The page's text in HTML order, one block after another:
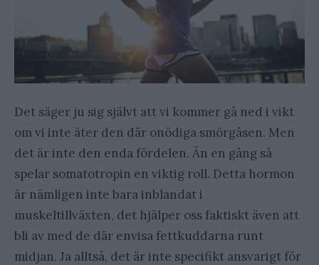
Det säger ju sig självt att vi kommer gå ned i vikt
om vi inte äter den där onödiga smörgåsen. Men
det är inte den enda fördelen. Än en gång så
spelar somatotropin en viktig roll. Detta hormon
är nämligen inte bara inblandat i
muskeltillväxten, det hjälper oss faktiskt även att
bli av med de där envisa fettkuddarna runt
midjan. Ja alltså, det är inte specifikt ansvarigt för